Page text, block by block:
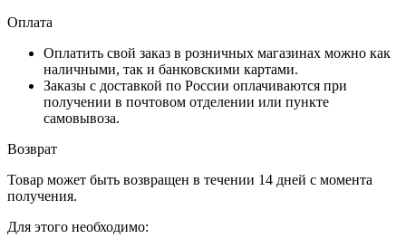
Оплата
Оплатить свой заказ в розничных магазинах можно как
наличными, так и банковскими картами.
Заказы с доставкой по России оплачиваются при
получении в почтовом отделении или пункте
самовывоза.
Возврат
Товар может быть возвращен в течении 14 дней с момента
получения.
Для этого необходимо: